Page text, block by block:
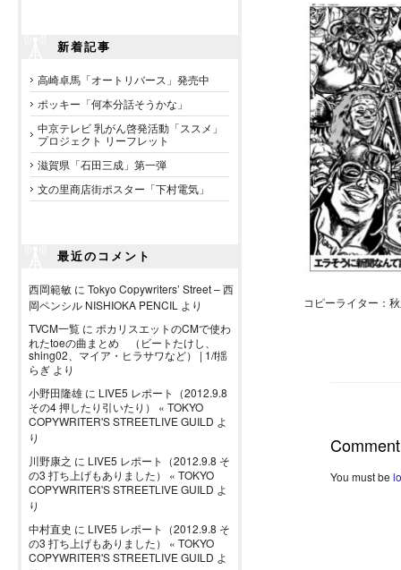
新着記事
高崎卓馬「オートリバース」発売中
ポッキー「何本分話そうかな」
中京テレビ 乳がん啓発活動「ススメ」
プロジェクト リーフレット
滋賀県「石田三成」第一弾
文の里商店街ポスター「下村電気」
最近のコメント
西岡範敏 に Tokyo Copywriters’ Street – 西
岡ペンシル NISHIOKA PENCIL より
TVCM一覧 に ポカリスエットのCMで使わ
れたtoeの曲まとめ （ビートたけし、
shing02、マイア・ヒラサワなど） | 1/f揺
らぎ より
小野田隆雄 に LIVE5 レポート（2012.9.8
その4 押したり引いたり） « TOKYO
COPYWRITER'S STREETLIVE GUILD よ
り
川野康之 に LIVE5 レポート（2012.9.8 そ
の3 打ち上げもありました） « TOKYO
COPYWRITER'S STREETLIVE GUILD よ
り
中村直史 に LIVE5 レポート（2012.9.8 そ
の3 打ち上げもありました） « TOKYO
COPYWRITER'S STREETLIVE GUILD よ
コピーライター：
Comment
You must be